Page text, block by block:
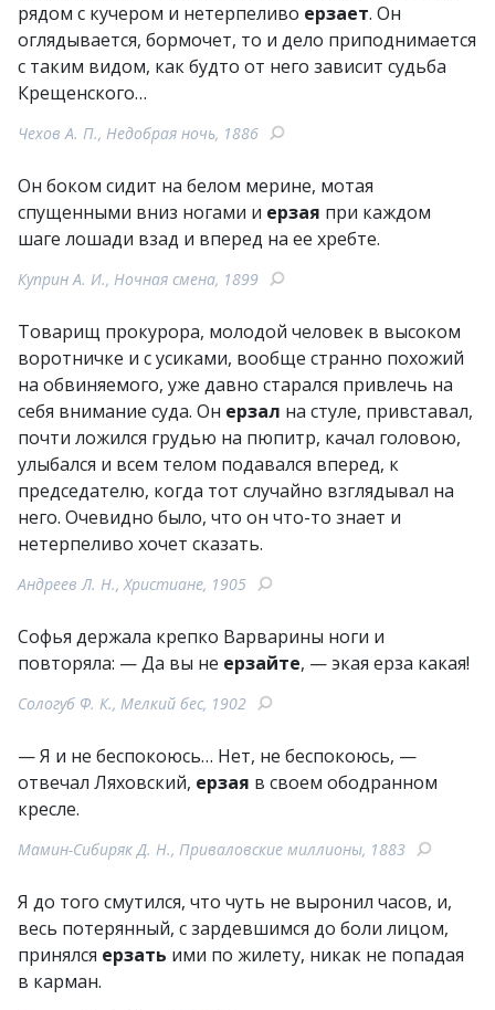
рядом с кучером и нетерпеливо ерзает. Он
оглядывается, бормочет, то и дело приподнимается
с таким видом, как будто от него зависит судьба
Крещенского…
Чехов А. П., Недобрая ночь, 1886
Он боком сидит на белом мерине, мотая
спущенными вниз ногами и ерзая при каждом
шаге лошади взад и вперед на ее хребте.
Куприн А. И., Ночная смена, 1899
Товарищ прокурора, молодой человек в высоком
воротничке и с усиками, вообще странно похожий
на обвиняемого, уже давно старался привлечь на
себя внимание суда. Он ерзал на стуле, привставал,
почти ложился грудью на пюпитр, качал головою,
улыбался и всем телом подавался вперед, к
председателю, когда тот случайно взглядывал на
него. Очевидно было, что он что-то знает и
нетерпеливо хочет сказать.
Андреев Л. Н., Христиане, 1905
Софья держала крепко Варварины ноги и
повторяла: — Да вы не ерзайте, — экая ерза какая!
Сологуб Ф. К., Мелкий бес, 1902
— Я и не беспокоюсь… Нет, не беспокоюсь, —
отвечал Ляховский, ерзая в своем ободранном
кресле.
Мамин-Сибиряк Д. Н., Приваловские миллионы, 1883
Я до того смутился, что чуть не выронил часов, и,
весь потерянный, с зардевшимся до боли лицом,
принялся ерзать ими по жилету, никак не попадая
в карман.